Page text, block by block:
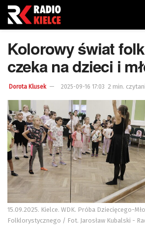
Kolorowy świat
czeka na dzieci i
Dorota Klusek 2025-09-16 17:03 2 min.
15.09.2025. Kielce. WDK. Próba Dziecięcego-
Folklorystycznego / Fot. Jarosław Kubalski -